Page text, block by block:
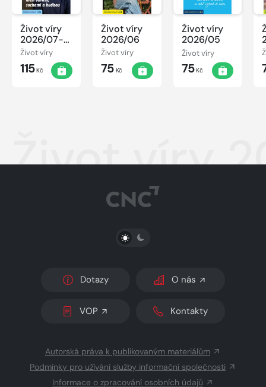
Život víry
2026/07-
08
Život víry
115Kč
Život víry
2026/06
Život víry
75Kč
Život víry
2026/05
Život víry
75Kč
Život víry
PŘEPNOUT SVĚTLÝ/TMAVÝ REŽIM
Dotazy O nás
VOP Kontakty
Autorská práva k publikovaným materiálům
Podmínky pro užívání služby informační společnosti
Informace o zpracování osobních údajů